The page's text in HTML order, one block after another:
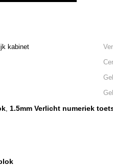
kabinet
, 1.5mm Verlicht numeriek